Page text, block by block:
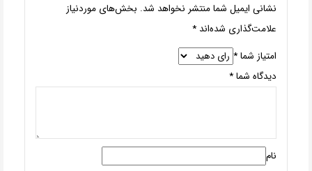
نشانی ایمیل شما منتشر نخواهد شد. بخش‌های موردنیاز
علامت‌گذاری شده‌اند *
امتیاز شما*
دیدگاه شما*
نام